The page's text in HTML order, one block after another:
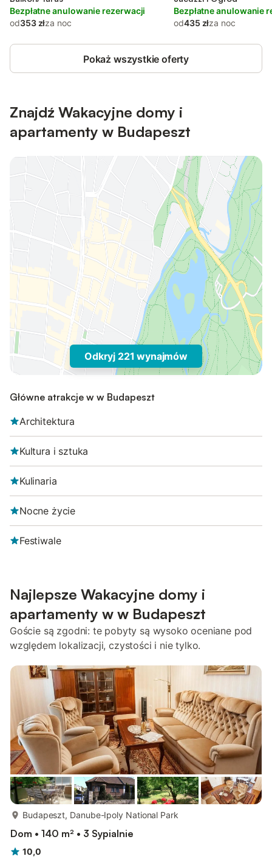
Bezpłatne anulowanie rezerwacji
od353 złza noc
Bezpłatne anulowanie
od435 złza noc
Pokaż wszystkie oferty
Znajdź Wakacyjne domy i
apartamenty w Budapeszt
Odkryj 221 wynajmów
Główne atrakcje w w Budapeszt
Architektura
Kultura i sztuka
Kulinaria
Nocne życie
Festiwale
Najlepsze Wakacyjne domy i
apartamenty w w Budapeszt
Goście są zgodni: te pobyty są wysoko oceniane pod
względem lokalizacji, czystości i nie tylko.
Budapeszt, Danube-Ipoly National Park
Dom • 140 m² • 3 Sypialnie
10,0